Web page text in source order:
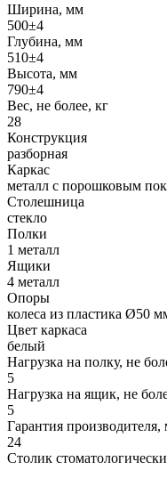
Ширина, мм
500±4
Глубина, мм
510±4
Высота, мм
790±4
Вес, не более, кг
28
Конструкция
разборная
Каркас
металл с порошковым
Столешница
стекло
Полки
1 металл
Ящики
4 металл
Опоры
колеса из пластика Ø50
Цвет каркаса
белый
Нагрузка на полку, не
5
Нагрузка на ящик, не
5
Гарантия производителя,
24
Столик